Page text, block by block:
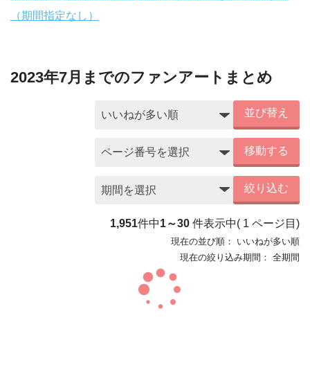
（期間指定なし）
2023年7月までのファンアートまとめ
並び替え
移動する
絞り込む
1,951件中1～30 件表示中( 1 ページ目)
現在の並び順： いいねが多い順
現在の絞り込み期間： 全期間